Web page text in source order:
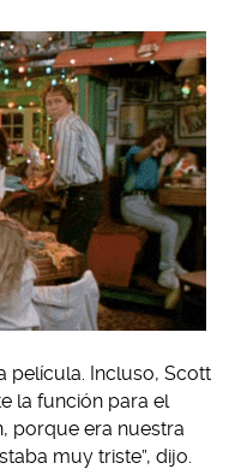
película. Incluso, Scott
la función para el
porque era nuestra
muy triste”, dijo.